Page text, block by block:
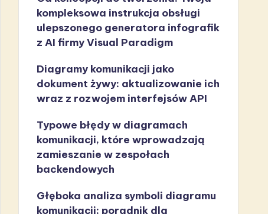
kompleksowa instrukcja obsługi
ulepszonego generatora infografik
z AI firmy Visual Paradigm
Diagramy komunikacji jako
dokument żywy: aktualizowanie ich
wraz z rozwojem interfejsów API
Typowe błędy w diagramach
komunikacji, które wprowadzają
zamieszanie w zespołach
backendowych
Głęboka analiza symboli diagramu
komunikacji: poradnik dla